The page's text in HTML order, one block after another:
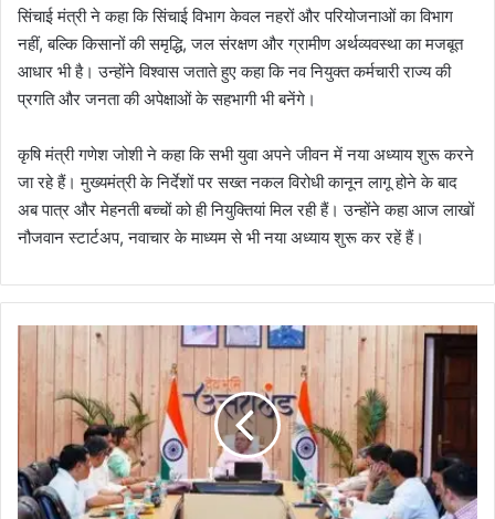
सिंचाई मंत्री ने कहा कि सिंचाई विभाग केवल नहरों और परियोजनाओं का विभाग
नहीं, बल्कि किसानों की समृद्धि, जल संरक्षण और ग्रामीण अर्थव्यवस्था का मजबूत
आधार भी है। उन्होंने विश्वास जताते हुए कहा कि नव नियुक्त कर्मचारी राज्य की
प्रगति और जनता की अपेक्षाओं के सहभागी भी बनेंगे।
कृषि मंत्री गणेश जोशी ने कहा कि सभी युवा अपने जीवन में नया अध्याय शुरू करने
जा रहे हैं। मुख्यमंत्री के निर्देशों पर सख्त नकल विरोधी कानून लागू होने के बाद
अब पात्र और मेहनती बच्चों को ही नियुक्तियां मिल रही हैं। उन्होंने कहा आज लाखों
नौजवान स्टार्टअप, नवाचार के माध्यम से भी नया अध्याय शुरू कर रहें हैं।
ख्य
मं
ना
ग्नि